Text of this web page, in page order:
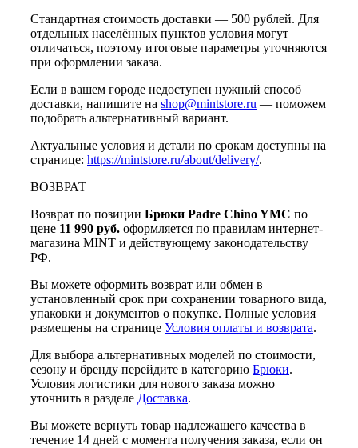
Стандартная стоимость доставки — 500 рублей. Для
отдельных населённых пунктов условия могут
отличаться, поэтому итоговые параметры уточняются
при оформлении заказа.
Если в вашем городе недоступен нужный способ
доставки, напишите на shop@mintstore.ru — поможем
подобрать альтернативный вариант.
Актуальные условия и детали по срокам доступны на
странице: https://mintstore.ru/about/delivery/.
ВОЗВРАТ
Возврат по позиции Брюки Padre Chino YMC по
цене 11 990 руб. оформляется по правилам интернет-
магазина MINT и действующему законодательству
РФ.
Вы можете оформить возврат или обмен в
установленный срок при сохранении товарного вида,
упаковки и документов о покупке. Полные условия
размещены на странице Условия оплаты и возврата.
Для выбора альтернативных моделей по стоимости,
сезону и бренду перейдите в категорию Брюки.
Условия логистики для нового заказа можно
уточнить в разделе Доставка.
Вы можете вернуть товар надлежащего качества в
течение 14 дней с момента получения заказа, если он